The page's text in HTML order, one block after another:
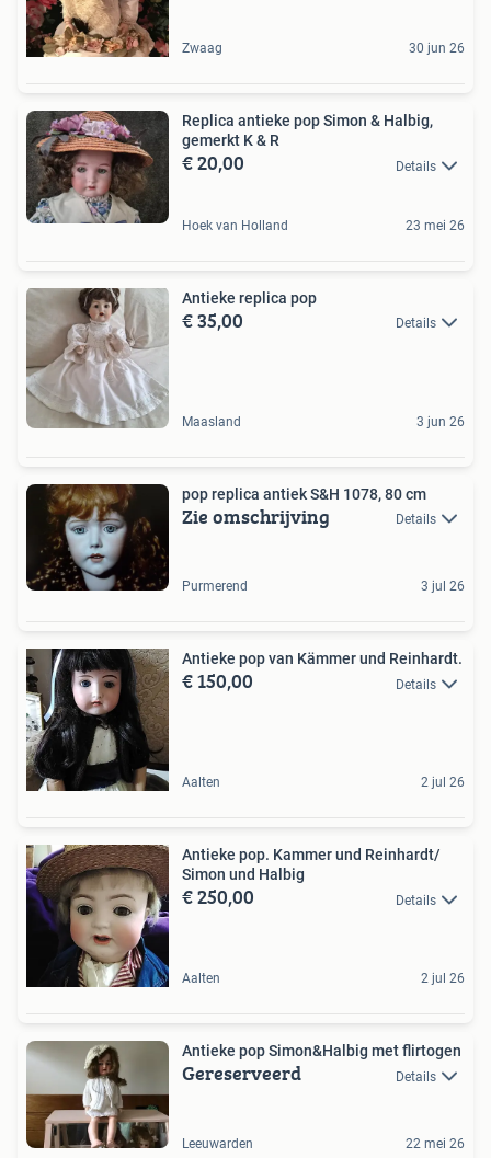
Zwaag 30 jun 26
Replica antieke pop Simon & Halbig,
gemerkt K & R
€ 20,00 Details
Hoek van Holland 23 mei 26
Antieke replica pop
€ 35,00 Details
Maasland 3 jun 26
pop replica antiek S&H 1078, 80 cm
Zie omschrijving Details
Purmerend 3 jul 26
Antieke pop van Kämmer und Reinhardt.
€ 150,00 Details
Aalten 2 jul 26
Antieke pop. Kammer und Reinhardt/
Simon und Halbig
€ 250,00 Details
Aalten 2 jul 26
Antieke pop Simon&Halbig met flirtogen
Gereserveerd Details
Leeuwarden 22 mei 26